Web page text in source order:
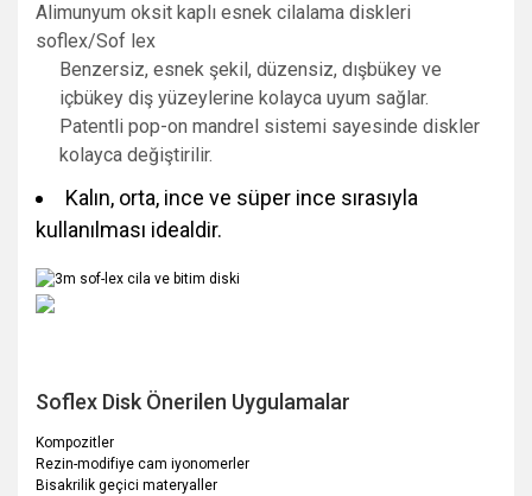
Alimunyum oksit kaplı esnek cilalama diskleri
soflex/Sof lex
Benzersiz, esnek şekil, düzensiz, dışbükey ve
içbükey diş yüzeylerine kolayca uyum sağlar.
Patentli pop-on mandrel sistemi sayesinde diskler
kolayca değiştirilir.
Kalın, orta, ince ve süper ince sırasıyla
kullanılması idealdir.
Soflex Disk Önerilen Uygulamalar
Kompozitler
Rezin-modifiye cam iyonomerler
Bisakrilik geçici materyaller